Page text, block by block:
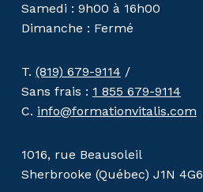
Samedi : 9h00 à 16h00
Dimanche : Fermé
T. (819) 679-9114 /
Sans frais : 1 855 679-9114
C. info@formationvitalis.com
1016, rue Beausoleil
Sherbrooke (Québec) J1N 4G6